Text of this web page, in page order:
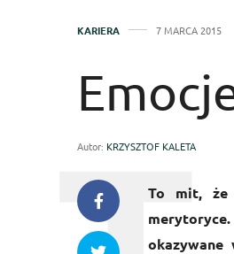
KARIERA 7 MARCA 2015
Autor: KRZYSZTOF KALETA
To mit, że